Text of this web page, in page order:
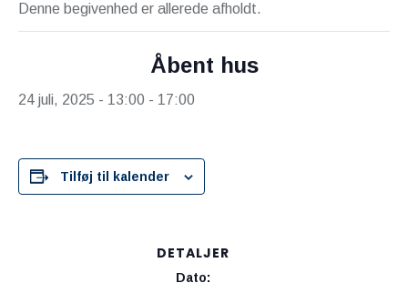
Denne begivenhed er allerede afholdt.
Åbent hus
24 juli, 2025 - 13:00 - 17:00
Tilføj til kalender
DETALJER
Dato: